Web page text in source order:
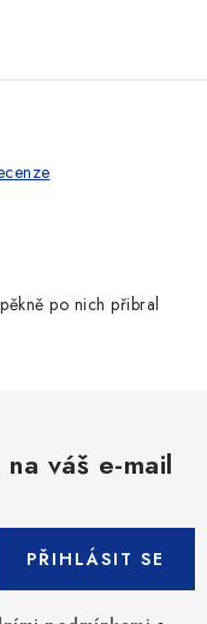
po nich přibral
váš e-mail
PŘIHLÁSIT SE